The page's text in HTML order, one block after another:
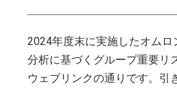
2024年度末に実施したオムロ
分析に基づくグループ重要リ
ウェブリンクの通りです。引